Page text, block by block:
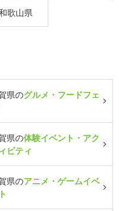
歌山県
県のグルメ・フードフェ
県の体験イベント・アク
ビティ
県のアニメ・ゲームイベ